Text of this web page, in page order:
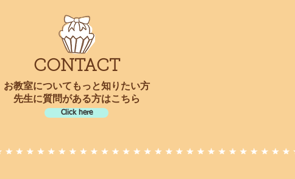
CONTACT​
お教室についてもっと知りたい方
先生に質問がある方はこちら
Click here